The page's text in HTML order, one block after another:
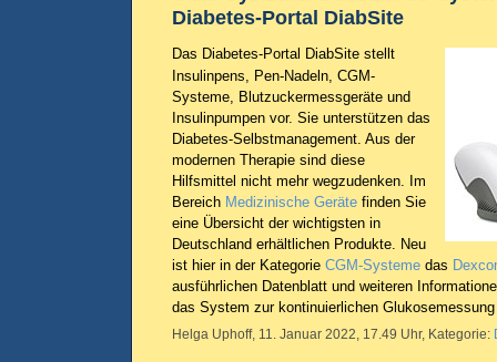
Diabetes-Portal DiabSite
Das Diabetes-Portal DiabSite stellt
Insulinpens, Pen-Nadeln, CGM-
Systeme, Blutzuckermessgeräte und
Insulinpumpen vor. Sie unterstützen das
Diabetes-Selbstmanagement. Aus der
modernen Therapie sind diese
Hilfsmittel nicht mehr wegzudenken. Im
Bereich Medizinische Geräte finden Sie
eine Übersicht der wichtigsten in
Deutschland erhältlichen Produkte. Neu
ist hier in der Kategorie CGM-Systeme das
ausführlichen Datenblatt und weiteren
das System zur kontinuierlichen
Helga Uphoff, 11. Januar 2022, 17.49 Uhr, Kategorie: